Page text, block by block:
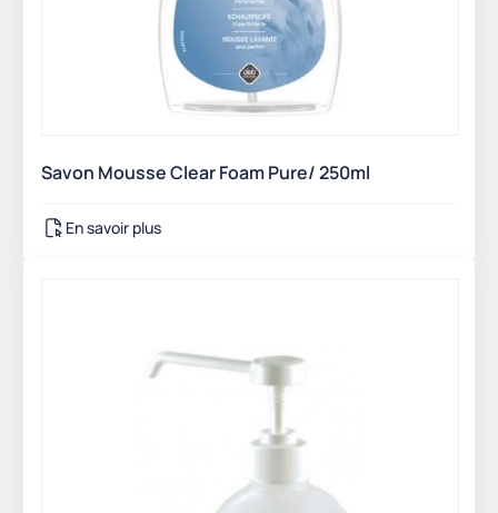
Savon Mousse Clear Foam Pure/ 250ml
En savoir plus